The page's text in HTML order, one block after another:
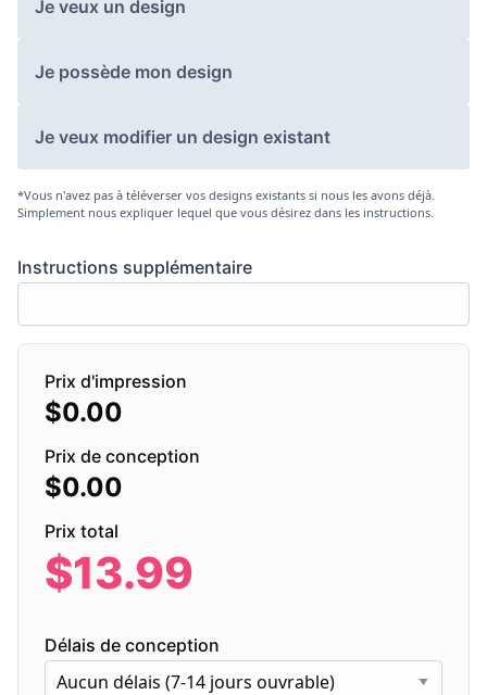
Je veux un design
Je possède mon design
Je veux modifier un design existant
*Vous n'avez pas à téléverser vos designs existants si nous les avons déjà.
Simplement nous expliquer lequel que vous désirez dans les instructions.
Instructions supplémentaire
Prix d'impression
$0.00
Prix de conception
$0.00
Prix total
$13.99
Délais de conception
Aucun délais (7-14 jours ouvrable)